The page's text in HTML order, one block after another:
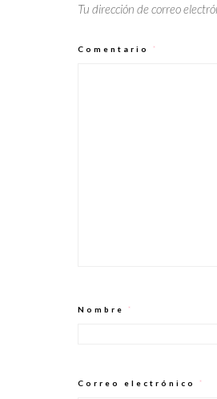
Tu dirección de correo
Comentario *
Nombre *
Correo electrónico *